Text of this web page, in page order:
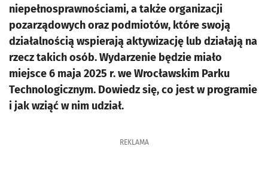
niepełnosprawnościami, a także organizacji
pozarządowych oraz podmiotów, które swoją
działalnością wspierają aktywizację lub działają na
rzecz takich osób. Wydarzenie będzie miało
miejsce 6 maja 2025 r. we Wrocławskim Parku
Technologicznym. Dowiedz się, co jest w programie
i jak wziąć w nim udział.
REKLAMA